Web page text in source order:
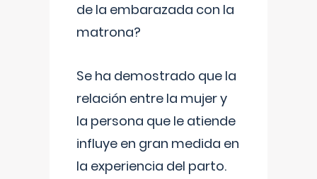
de la embarazada con la
matrona?
Se ha demostrado que la
relación entre la mujer y
la persona que le atiende
influye en gran medida en
la experiencia del parto.